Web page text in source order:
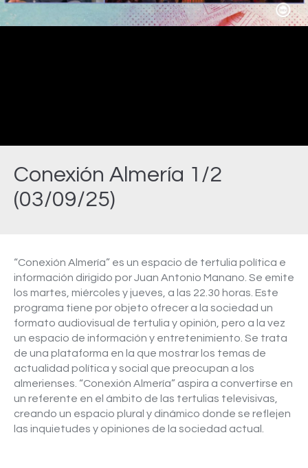
Conexión Almería 1/2
(03/09/25)
Video
“Conexión Almería” es un espacio de tertulia política e
información dirigido por Juan Antonio Manano. Se emite
los martes, miércoles y jueves, a las 22.30 horas. Este
programa tiene por objeto ofrecer a la sociedad un
formato audiovisual de tertulia y opinión, pero a la vez
un espacio de información y entretenimiento. Se trata
de una plataforma en la que mostrar los temas de
actualidad política y social que preocupan a los
almerienses. “Conexión Almería” aspira a convertirse en
un referente en el ámbito de las tertulias televisivas,
creando un espacio plural y dinámico donde se reflejen
las inquietudes y opiniones de la sociedad actual.